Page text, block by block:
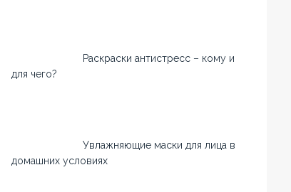
Раскраски антистресс – кому и
для чего?
Увлажняющие маски для лица в
домашних условиях